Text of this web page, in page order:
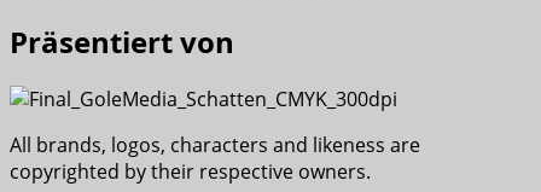
Präsentiert von
All brands, logos, characters and likeness are
copyrighted by their respective owners.